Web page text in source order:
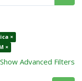
×
×
Show Advanced Filters